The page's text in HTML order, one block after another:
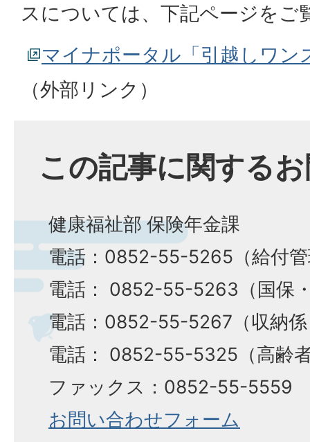
スについては、下記ページをご
マイナポータル「引越しワン
（外部リンク）
この記事に関する
健康福祉部 保険年金課
電話：0852-55-5265（給付
電話： 0852-55-5263（国保
電話：0852-55-5267（収納
電話： 0852-55-5325（高齢
ファックス：0852-55-5559
お問い合わせフォーム